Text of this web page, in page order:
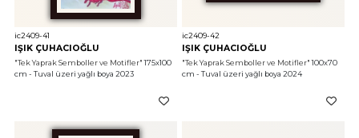
ic2409-41
IŞIK ÇUHACIOĞLU
"Tek Yaprak Semboller ve Motifler" 175x100
cm - Tuval üzeri yağlı boya 2023
ic2409-42
IŞIK ÇUHACIOĞLU
"Tek Yaprak Semboller ve Motifler" 100x70
cm - Tuval üzeri yağlı boya 2024